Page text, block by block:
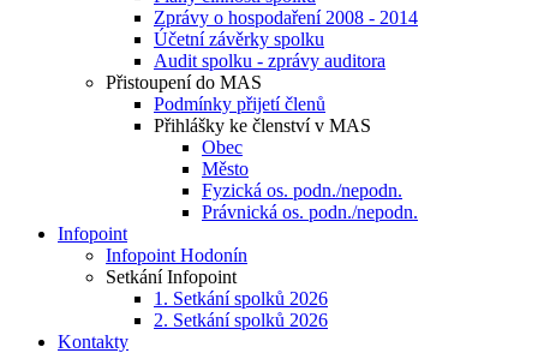
Zprávy o hospodaření 2008 - 2014
Účetní závěrky spolku
Audit spolku - zprávy auditora
Přistoupení do MAS
Podmínky přijetí členů
Přihlášky ke členství v MAS
Obec
Město
Fyzická os. podn./nepodn.
Právnická os. podn./nepodn.
Infopoint
Infopoint Hodonín
Setkání Infopoint
1. Setkání spolků 2026
2. Setkání spolků 2026
Kontakty